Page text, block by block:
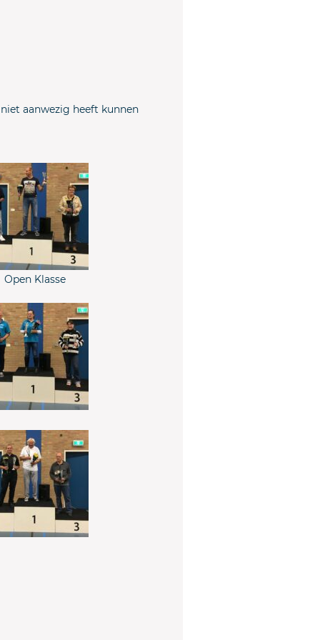
aanwezig heeft kunnen
Open Klasse